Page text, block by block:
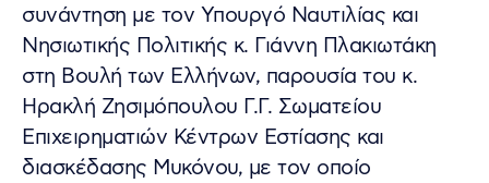
συνάντηση με τον Υπουργό Ναυτιλίας και
Νησιωτικής Πολιτικής κ. Γιάννη Πλακιωτάκη
στη Βουλή των Ελλήνων, παρουσία του κ.
Ηρακλή Ζησιμόπουλου Γ.Γ. Σωματείου
Επιχειρηματιών Κέντρων Εστίασης και
διασκέδασης Μυκόνου, με τον οποίο